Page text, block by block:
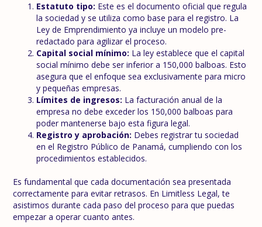
Estatuto tipo: Este es el documento oficial que regula
la sociedad y se utiliza como base para el registro. La
Ley de Emprendimiento ya incluye un modelo pre-
redactado para agilizar el proceso.
Capital social mínimo: La ley establece que el capital
social mínimo debe ser inferior a 150,000 balboas. Esto
asegura que el enfoque sea exclusivamente para micro
y pequeñas empresas.
Límites de ingresos: La facturación anual de la
empresa no debe exceder los 150,000 balboas para
poder mantenerse bajo esta figura legal.
Registro y aprobación: Debes registrar tu sociedad
en el Registro Público de Panamá, cumpliendo con los
procedimientos establecidos.
Es fundamental que cada documentación sea presentada
correctamente para evitar retrasos. En Limitless Legal, te
asistimos durante cada paso del proceso para que puedas
empezar a operar cuanto antes.